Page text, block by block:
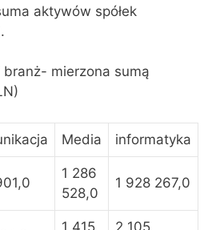
aktywów spółek
branż- mierzona sumą
Media informatyka
1 286
528,0
1 928 267,0
1 415
2 105